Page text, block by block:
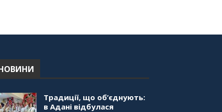
нюанси та поради
"Укр-Айна"
Традиції, що об’єднують:
в Адані відбулася